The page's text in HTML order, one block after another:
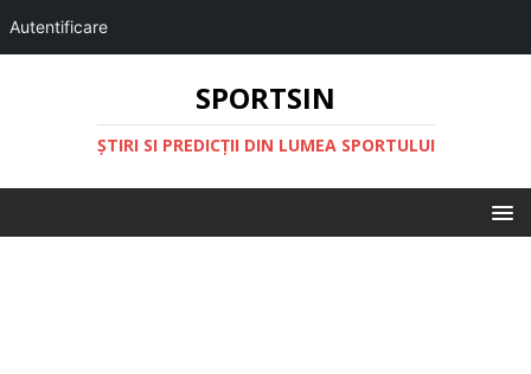
Autentificare
SPORTSIN
ŞTIRI SI PREDICŢII DIN LUMEA SPORTULUI